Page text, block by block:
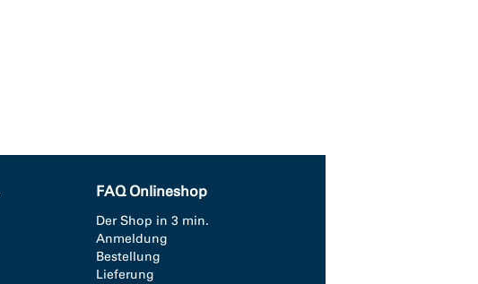
FAQ Onlineshop
Der Shop in 3 min.
Anmeldung
Bestellung
Lieferung